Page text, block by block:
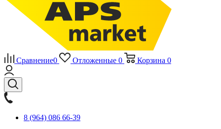
Сравнение0 Отложенные 0 Корзина 0
8 (964) 086 66-39